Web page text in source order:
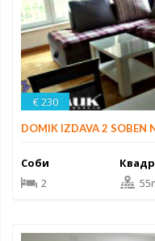
€ 230
DOMIK IZDAVA 2 SOBEN
Соби
2